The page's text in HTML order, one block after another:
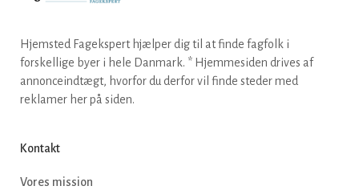
Hjemsted Fagekspert hjælper dig til at finde fagfolk i
forskellige byer i hele Danmark. * Hjemmesiden drives af
annonceindtægt, hvorfor du derfor vil finde steder med
reklamer her på siden.
Kontakt
Vores mission